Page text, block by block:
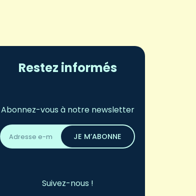
Restez informés
Abonnez-vous à notre newsletter
Adresse
email
*
JE M’ABONNE
Suivez-nous !